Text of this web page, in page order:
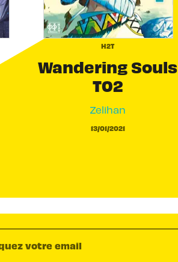
H2T
Wandering Souls
T02
Zelihan
13/01/2021
votre email